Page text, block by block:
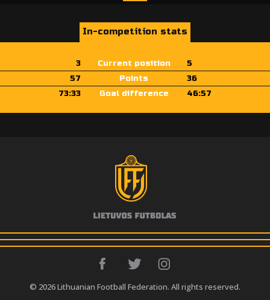
In-competition stats
3 Current position
5
57
Points
36
73:33
Goal difference 46:57
© 2026 Lithuanian Football Federation. All rights reserved.